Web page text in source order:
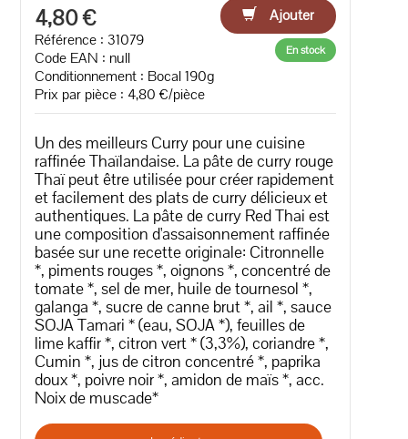
4,80 €
Ajouter
Référence : 31079
Code EAN : null
Conditionnement : Bocal 190g
Prix par pièce : 4,80 €/pièce
En stock
Un des meilleurs Curry pour une cuisine
raffinée Thaïlandaise. La pâte de curry rouge
Thaï peut être utilisée pour créer rapidement
et facilement des plats de curry délicieux et
authentiques. La pâte de curry Red Thai est
une composition d'assaisonnement raffinée
basée sur une recette originale: Citronnelle
*, piments rouges *, oignons *, concentré de
tomate *, sel de mer, huile de tournesol *,
galanga *, sucre de canne brut *, ail *, sauce
SOJA Tamari * (eau, SOJA *), feuilles de
lime kaffir *, citron vert * (3,3%), coriandre *,
Cumin *, jus de citron concentré *, paprika
doux *, poivre noir *, amidon de maïs *, acc.
Noix de muscade*